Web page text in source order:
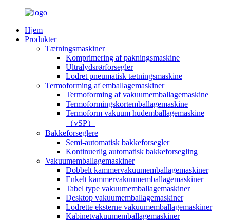
Hjem
Produkter
Tætningsmaskiner
Komprimering af pakningsmaskine
Ultralydsrørforsegler
Lodret pneumatisk tætningsmaskine
Termoforming af emballagemaskiner
Termoforming af vakuumemballagemaskine
Termoformingskortemballagemaskine
Termoform vakuum hudemballagemaskine
（vSP）
Bakkeforseglere
Semi-automatisk bakkeforsegler
Kontinuerlig automatisk bakkeforsegling
Vakuumemballagemaskiner
Dobbelt kammervakuumemballagemaskiner
Enkelt kammervakuumemballagemaskiner
Tabel type vakuumemballagemaskiner
Desktop vakuumemballagemaskiner
Lodrette eksterne vakuumemballagemaskiner
Kabinetvakuumemballagemaskiner